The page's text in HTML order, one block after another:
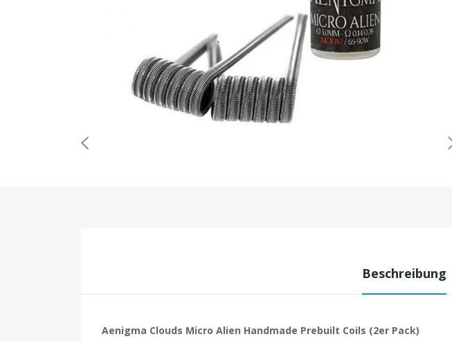
Beschreibung
Aenigma Clouds Micro Alien Handmade Prebuilt Coils (2er Pack)